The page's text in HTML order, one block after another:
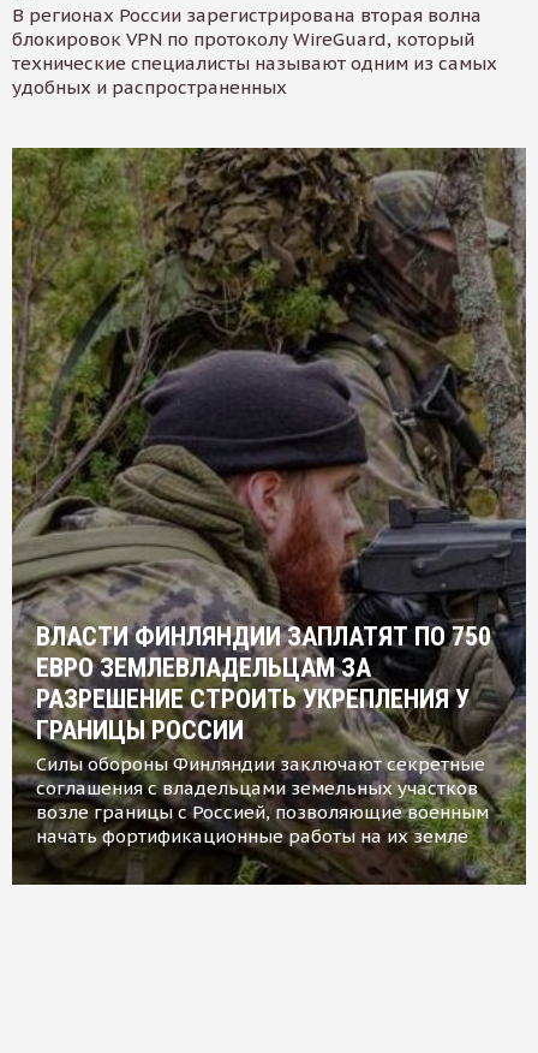
В регионах России зарегистрирована вторая волна
блокировок VPN по протоколу WireGuard, который
технические специалисты называют одним из самых
удобных и распространенных
ВЛАСТИ ФИНЛЯНДИИ ЗАПЛАТЯТ ПО 750
ЕВРО ЗЕМЛЕВЛАДЕЛЬЦАМ ЗА
РАЗРЕШЕНИЕ СТРОИТЬ УКРЕПЛЕНИЯ У
ГРАНИЦЫ РОССИИ
Силы обороны Финляндии заключают секретные
соглашения с владельцами земельных участков
возле границы с Россией, позволяющие военным
начать фортификационные работы на их земле